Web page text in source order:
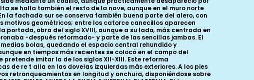
se halla también el resto de la nave, aunque en el muro norte
la fachada sur se conserva también buena parte del alero, con
geométricos; entre los catorce canecillos aparecen
obra del siglo XVIII, aunque a su lado, más centrada en
-después reformado- y parte de las sencillas jambas. El
bolas, quedando el espacio central rehundido y
en tiempos más recientes se colocó en el campo del
pretende imitar la de los siglos XII-XIII. Este reforma
de re t alla en las dovelas izquierdas más exteriores. A los pies
retranqueamientos en longitud y anchura, disponiéndose sobre